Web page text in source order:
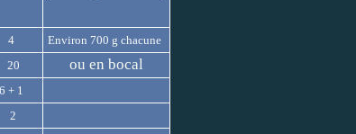
4
Environ 700 g chacune
20 ou en bocal
6 + 1
2